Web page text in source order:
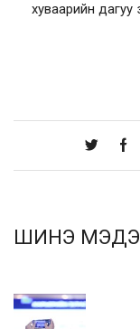
хуваарийн дагуу
ШИНЭ